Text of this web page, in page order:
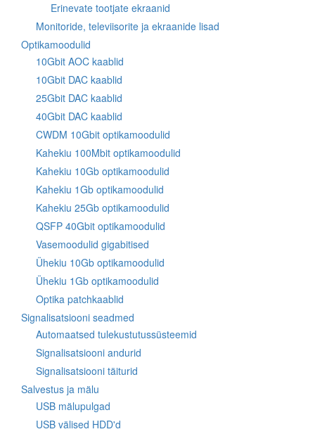
Erinevate tootjate ekraanid
Monitoride, televiisorite ja ekraanide lisad
Optikamoodulid
10Gbit AOC kaablid
10Gbit DAC kaablid
25Gbit DAC kaablid
40Gbit DAC kaablid
CWDM 10Gbit optikamoodulid
Kahekiu 100Mbit optikamoodulid
Kahekiu 10Gb optikamoodulid
Kahekiu 1Gb optikamoodulid
Kahekiu 25Gb optikamoodulid
QSFP 40Gbit optikamoodulid
Vasemoodulid gigabitised
Ühekiu 10Gb optikamoodulid
Ühekiu 1Gb optikamoodulid
Optika patchkaablid
Signalisatsiooni seadmed
Automaatsed tulekustutussüsteemid
Signalisatsiooni andurid
Signalisatsiooni täiturid
Salvestus ja mälu
USB mälupulgad
USB välised HDD'd